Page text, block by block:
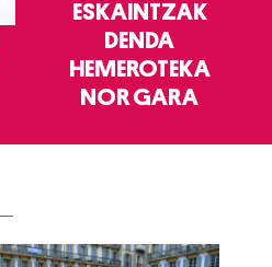
ESKAINTZAK
DENDA
HEMEROTEKA
NOR GARA